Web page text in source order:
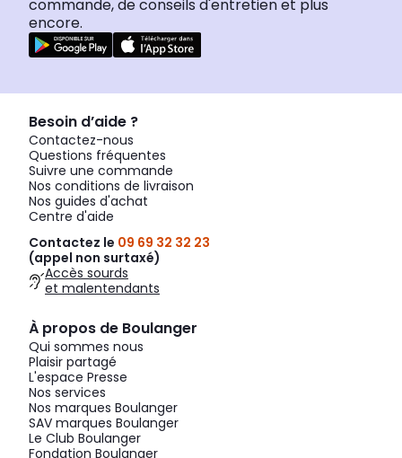
commande, de conseils d'entretien et plus
encore.
Besoin d’aide ?
Contactez-nous
Questions fréquentes
Suivre une commande
Nos conditions de livraison
Nos guides d'achat
Centre d'aide
Contactez le 09 69 32 32 23
(appel non surtaxé)
Accès sourds
et malentendants
À propos de Boulanger
Qui sommes nous
Plaisir partagé
L'espace Presse
Nos services
Nos marques Boulanger
SAV marques Boulanger
Le Club Boulanger
Fondation Boulanger